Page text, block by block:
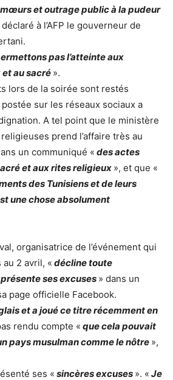
et outrage public à la pudeur
à l’AFP le gouverneur de
pas l’atteinte aux
au sacré ».
lors de la soirée sont restés
sur les réseaux sociaux a
A tel point que le ministère
prend l’affaire très au
un communiqué « des actes
et aux rites religieux », et que «
des Tunisiens et de leurs
une chose absolument
organisatrice de l’événement qui
au 2 avril, « décline toute
présente ses excuses » dans un
page officielle Facebook.
et a joué ce titre récemment en
rendu compte « que cela pouvait
pays musulman comme le nôtre »,
ses « sincères excuses ». « Je